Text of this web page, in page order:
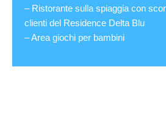
– Ristorante sulla spiaggia con
clienti del Residence Delta Blu
– Area giochi per bambini